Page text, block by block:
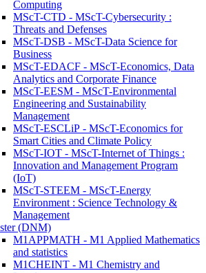
Computing
MScT-CTD - MScT-Cybersecurity :
Threats and Defenses
MScT-DSB - MScT-Data Science for
Business
MScT-EDACF - MScT-Economics, Data
Analytics and Corporate Finance
MScT-EESM - MScT-Environmental
Engineering and Sustainability
Management
MScT-ESCLiP - MScT-Economics for
Smart Cities and Climate Policy
MScT-IOT - MScT-Internet of Things :
Innovation and Management Program
(IoT)
MScT-STEEM - MScT-Energy
Environment : Science Technology &
Management
(DNM)
M1APPMATH - M1 Applied Mathematics
and statistics
M1CHEINT - M1 Chemistry and